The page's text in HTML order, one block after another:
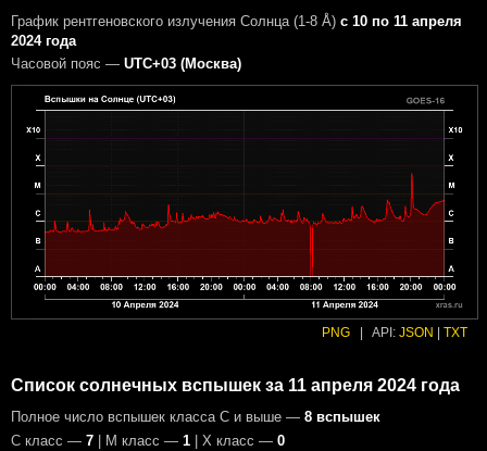
График рентгеновского излучения Солнца (1-8 Å) с 10 по 11 апреля
2024 года
Часовой пояс — UTC+03 (Москва)
PNG API: JSON TXT
Список солнечных вспышек за 11 апреля 2024 года
Полное число вспышек класса C и выше — 8 вспышек
С класс — 7 | М класс — 1 | X класс — 0